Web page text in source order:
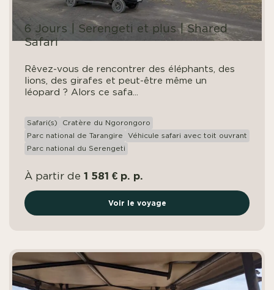
6 Jours | Serengeti et plus | Shared
Safari
Rêvez-vous de rencontrer des éléphants, des
lions, des girafes et peut-être même un
léopard ? Alors ce safa...
Safari(s)
Cratère du Ngorongoro
Parc national de Tarangire
Véhicule safari avec toit ouvrant
Parc national du Serengeti
À partir de 1 581 € p. p.
Voir le voyage